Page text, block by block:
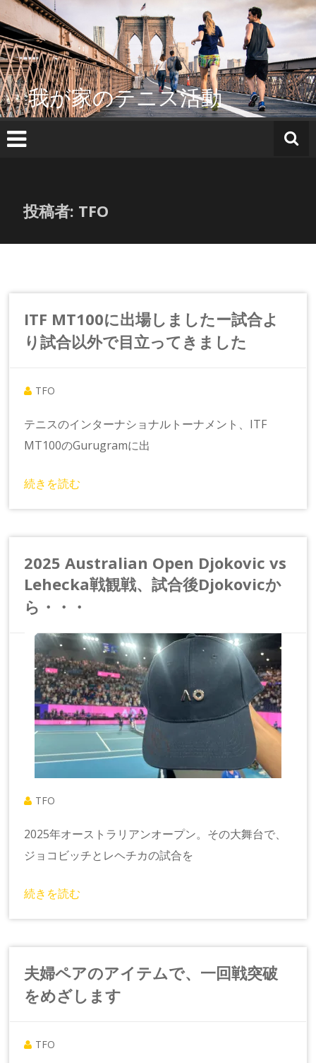
ン
テ
ン
ツ
へ
ス
キ
ッ
我が家のテニス活動
投稿者: TFO
ITF MT100に出場しましたー試合よ
り試合以外で目立ってきました
TFO
テニスのインターナショナルトーナメント、ITF
MT100のGurugramに出
続きを読む
2025 Australian Open Djokovic vs
Lehecka戦観戦、試合後Djokovicか
ら・・・
TFO
2025年オーストラリアンオープン。その大舞台で、
ジョコビッチとレヘチカの試合を
続きを読む
夫婦ペアのアイテムで、一回戦突破
をめざします
TFO